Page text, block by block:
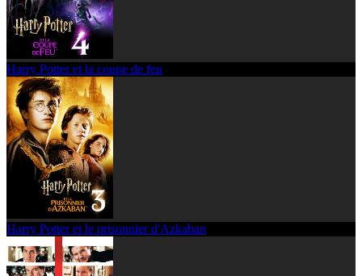
Harry Potter et la coupe de feu
Harry Potter et le prisonnier d'Azkaban